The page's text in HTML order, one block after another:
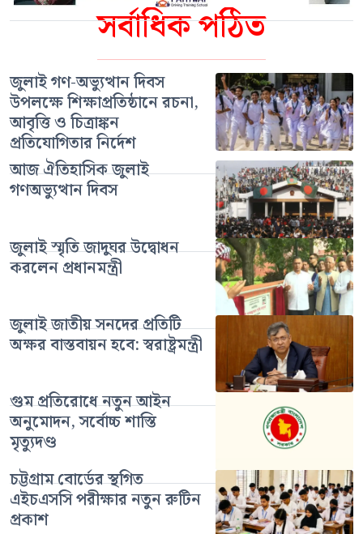
সর্বাধিক পঠিত
জুলাই গণ-অভ্যুত্থান দিবস
উপলক্ষে শিক্ষাপ্রতিষ্ঠানে রচনা,
আবৃত্তি ও চিত্রাঙ্কন
প্রতিযোগিতার নির্দেশ
আজ ঐতিহাসিক জুলাই
গণঅভ্যুত্থান দিবস
জুলাই স্মৃতি জাদুঘর উদ্বোধন
করলেন প্রধানমন্ত্রী
জুলাই জাতীয় সনদের প্রতিটি
অক্ষর বাস্তবায়ন হবে: স্বরাষ্ট্রমন্ত্রী
গুম প্রতিরোধে নতুন আইন
অনুমোদন, সর্বোচ্চ শাস্তি
মৃত্যুদণ্ড
চট্টগ্রাম বোর্ডের স্থগিত
এইচএসসি পরীক্ষার নতুন রুটিন
প্রকাশ